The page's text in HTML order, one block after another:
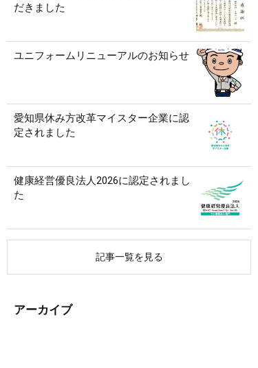
だきました
ユニフォームリニューアルのお知らせ
愛知県休み方改革マイスター企業に認
定されました
健康経営優良法人2026に認定されまし
た
記事一覧を見る
アーカイブ